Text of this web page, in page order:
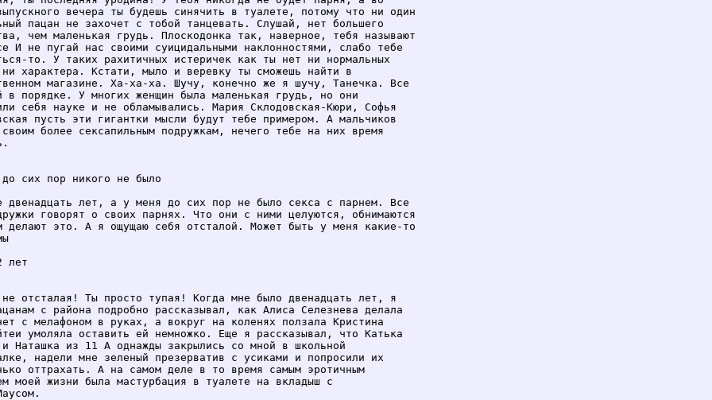
вечера ты будешь синячить в туалете, потому что ни один
пацан не захочет с тобой танцевать. Слушай, нет большего
чем маленькая грудь. Плоскодонка так, наверное, тебя называют
И не пугай нас своими суицидальными наклонностями, слабо тебе
то. У таких рахитичных истеричек как ты нет ни нормальных
характера. Кстати, мыло и веревку ты сможешь найти в
магазине. Ха-ха-ха. Шучу, конечно же я шучу, Танечка. Все
в порядке. У многих женщин была маленькая грудь, но они
себя науке и не обламывались. Мария Склодовская-Кюри, Софья
пусть эти гигантки мысли будут тебе примером. А мальчиков
более сексапильным подружкам, нечего тебе на них время
сих пор никого не было
двенадцать лет, а у меня до сих пор не было секса с парнем. Все
говорят о своих парнях. Что они с ними целуются, обнимаются
делают это. А я ощущаю себя отсталой. Может быть у меня какие-то
лет
отсталая! Ты просто тупая! Когда мне было двенадцать лет, я
с района подробно рассказывал, как Алиса Селезнева делала
с мелафоном в руках, а вокруг на коленях ползала Кристина
умоляла оставить ей немножко. Еще я рассказывал, что Катька
Наташка из 11 А однажды закрылись со мной в школьной
надели мне зеленый презерватив с усиками и попросили их
оттрахать. А на самом деле в то время самым эротичным
моей жизни была мастурбация в туалете на вкладыш с